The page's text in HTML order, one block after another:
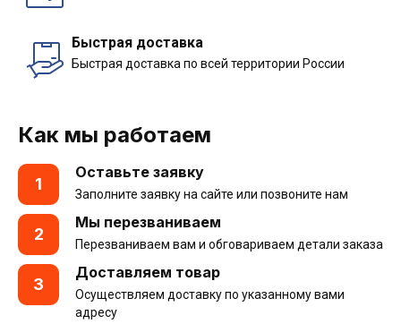
Быстрая доставка
Быстрая доставка по всей территории России
Как мы работаем
1
Оставьте заявку
Заполните заявку на сайте или позвоните нам
2
Мы перезваниваем
Перезваниваем вам и обговариваем детали заказа
3
Доставляем товар
Осуществляем доставку по указанному вами
адресу